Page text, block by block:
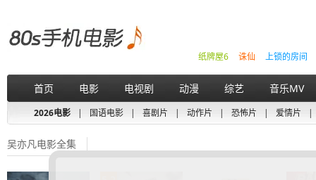
上锁的房间
诛仙
纸牌屋6
首页 电影 电视剧 动漫 综艺 音乐MV
2026电影 | 国语电影 | 喜剧片 | 动作片 | 恐怖片 | 爱情片 |
吴亦凡电影全集